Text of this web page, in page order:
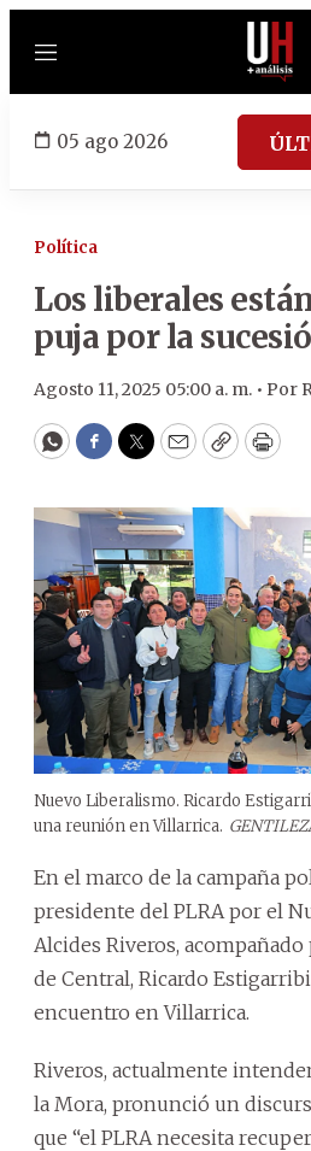
Menú
05 ago 2026
Política
Los liberales
puja por la
Agosto 11, 2025 05:00 a. m. • Por
WhatsApp
Facebook
Twitter
EmailCopyPrint
Nuevo Liberalismo. Ricardo
una reunión en Villarrica.
En el marco de la campaña
presidente del PLRA por el
Alcides Riveros,
de Central, Ricardo
encuentro en Villarrica.
Riveros, actualmente
la Mora, pronunció un
que “el PLRA necesita